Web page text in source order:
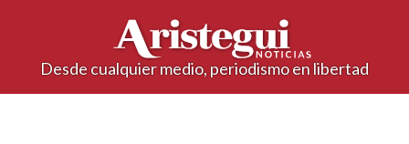
Desde cualquier medio, periodismo en libertad